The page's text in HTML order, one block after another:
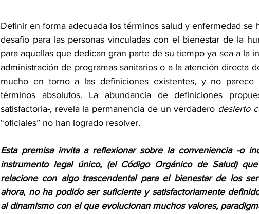
Definir en forma adecuada los términos salud y enfermedad se
desafío para las personas vinculadas con el bienestar de la
para aquellas que dedican gran parte de su tiempo ya sea a la
administración de programas sanitarios o a la atención directa
mucho en torno a las definiciones existentes, y no
términos absolutos. La abundancia de definiciones
satisfactoria-, revela la permanencia de un verdadero desierto
“oficiales” no han logrado resolver.
Esta premisa invita a reflexionar sobre la conveniencia -o
instrumento legal único, (el Código Orgánico de Salud)
relacione con algo trascendental para el bienestar de los
ahora, no ha podido ser suficiente y satisfactoriamente
al dinamismo con el que evolucionan muchos valores,